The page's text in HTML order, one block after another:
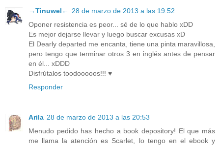
→Tinuwel← 28 de marzo de 2013 a las 19:52
Oponer resistencia es peor... sé de lo que hablo xDD
Es mejor dejarse llevar y luego buscar excusas xD
El Dearly departed me encanta, tiene una pinta maravillosa,
pero tengo que terminar otros 3 en inglés antes de pensar
en él... xDDD
Disfrútalos toodooooos!!! ♥
Responder
Arila 28 de marzo de 2013 a las 20:53
Menudo pedido has hecho a book depository! El que más
me llama la atención es Scarlet, lo tengo en el ebook y